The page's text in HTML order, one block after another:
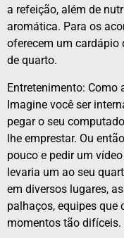
a refeição, além de
aromática. Para os
oferecem um cardápio
de quarto.
Entretenimento: Como
Imagine você ser
pegar o seu
lhe emprestar. Ou
pouco e pedir um
levaria um ao seu
em diversos lugares,
palhaços, equipes que
momentos tão difíceis.